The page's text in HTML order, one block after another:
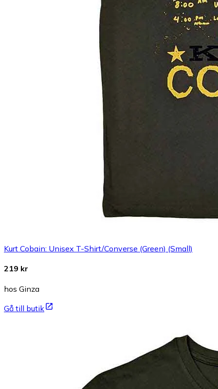
Kurt Cobain: Unisex T-Shirt/Converse (Green) (Small)
219 kr
hos Ginza
Gå till butik